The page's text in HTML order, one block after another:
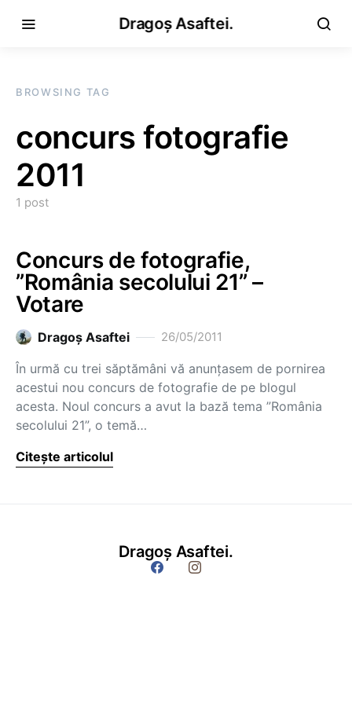
Dragoș Asaftei.
BROWSING TAG
concurs fotografie
2011
1 post
Concurs de fotografie,
”România secolului 21” –
Votare
Dragoş Asaftei 26/05/2011
În urmă cu trei săptămâni vă anunțasem de pornirea
acestui nou concurs de fotografie de pe blogul
acesta. Noul concurs a avut la bază tema ”România
secolului 21”, o temă…
Citește articolul
Dragoș Asaftei.